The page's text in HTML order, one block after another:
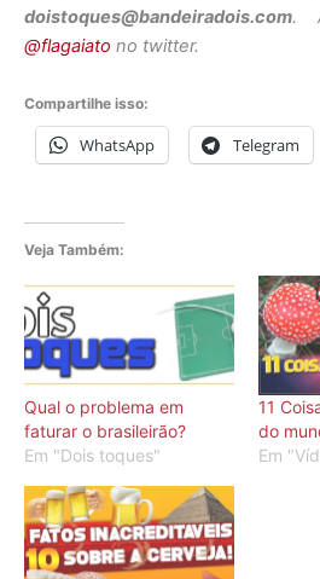
doistoques@bandeiradois.com.
@flagaiato no twitter.
Compartilhe isso:
WhatsApp Telegram
Veja Também:
Qual o problema em
faturar o brasileirão?
Em "Dois toques"
11
do
Em